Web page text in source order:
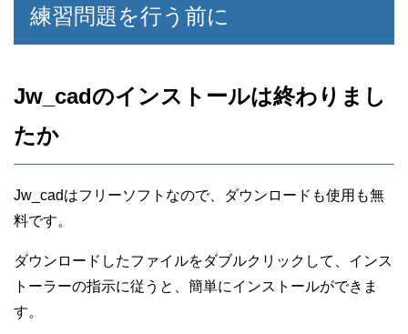
練習問題を行う前に
Jw_cadのインストールは終わりまし
たか
Jw_cadはフリーソフトなので、ダウンロードも使用も無
料です。
ダウンロードしたファイルをダブルクリックして、インス
トーラーの指示に従うと、簡単にインストールができま
す。